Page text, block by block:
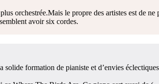
orchestrée.Mais le propre des artistes est de ne
avoir six cordes.
formation de pianiste et d’envies